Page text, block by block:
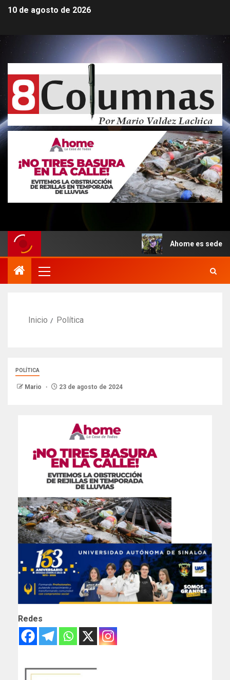
10 de agosto de 2026
Ahome es sede del
Inicio Política
POLÍTICA
Mario 23 de agosto de 2024
Redes